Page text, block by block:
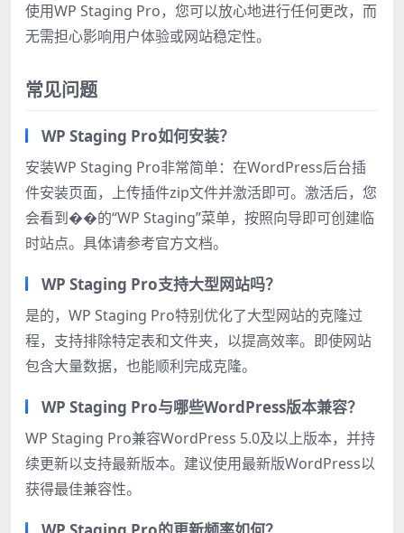
使用WP Staging Pro，您可以放心地进行任何更改，而
无需担心影响用户体验或网站稳定性。
常见问题
WP Staging Pro如何安装？
安装WP Staging Pro非常简单：在WordPress后台插
件安装页面，上传插件zip文件并激活即可。激活后，您
会看到��的“WP Staging”菜单，按照向导即可创建临
时站点。具体请参考官方文档。
WP Staging Pro支持大型网站吗？
是的，WP Staging Pro特别优化了大型网站的克隆过
程，支持排除特定表和文件夹，以提高效率。即使网站
包含大量数据，也能顺利完成克隆。
WP Staging Pro与哪些WordPress版本兼容？
WP Staging Pro兼容WordPress 5.0及以上版本，并持
续更新以支持最新版本。建议使用最新版WordPress以
获得最佳兼容性。